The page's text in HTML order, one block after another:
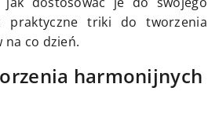
praktyczne triki do tworzenia
na co dzień.
harmonijnych